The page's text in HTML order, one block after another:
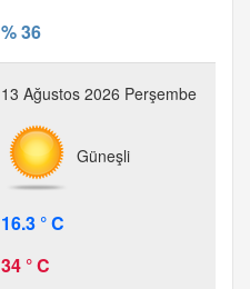
% 36
13 Ağustos 2026 Perşembe
Güneşli
16.3 ° C
34 ° C